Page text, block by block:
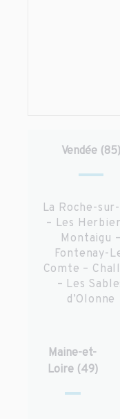
Vendée (85)
La Roche-
– Les
Montaigu –
Fontenay-
Comte –
– Les
d’Olonne
Maine-et-
Loire (49)